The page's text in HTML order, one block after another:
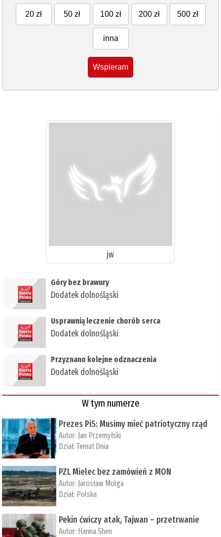
20 zł 50 zł 100 zł 200 zł 500 zł
inna
Wspieram
jw
Góry bez brawury
Dodatek dolnośląski
Usprawnią leczenie chorób serca
Dodatek dolnośląski
Przyznano kolejne odznaczenia
Dodatek dolnośląski
W tym numerze
Prezes PiS: Musimy mieć patriotyczny rząd
Autor: Jan Przemyłski
Dział:Temat Dnia
PZL Mielec bez zamówień z MON
Autor: Jarosław Molga
Dział: Polska
Pekin ćwiczy atak, Tajwan – przetrwanie
Autor: ­Hanna Shen